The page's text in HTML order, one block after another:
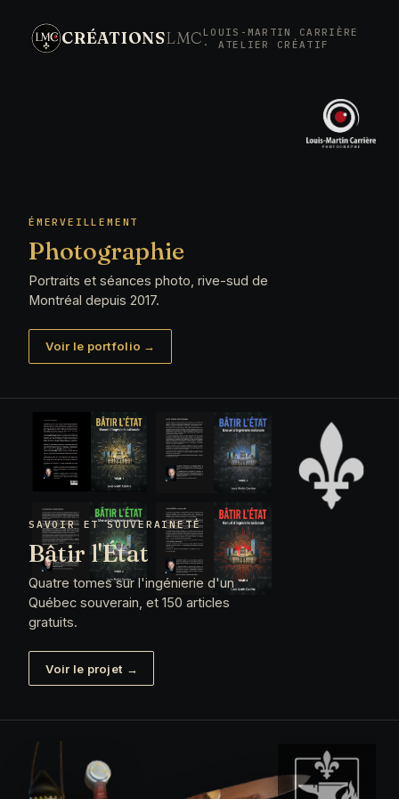
Créations LMC,
CRÉATIONSLMC LOUIS-MARTIN CARRIÈRE
· ATELIER CRÉATIF
ÉMERVEILLEMENT
Photographie
Portraits et séances photo, rive-sud de
Montréal depuis 2017.
Voir le portfolio →
SAVOIR ET SOUVERAINETÉ
Bâtir l'État
Quatre tomes sur l'ingénierie d'un
Québec souverain, et 150 articles
gratuits.
Voir le projet →